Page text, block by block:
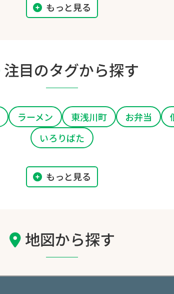
もっと見る
注目のタグから探す
ラーメン 東浅川町 お弁当
いろりばた
もっと見る
地図から探す